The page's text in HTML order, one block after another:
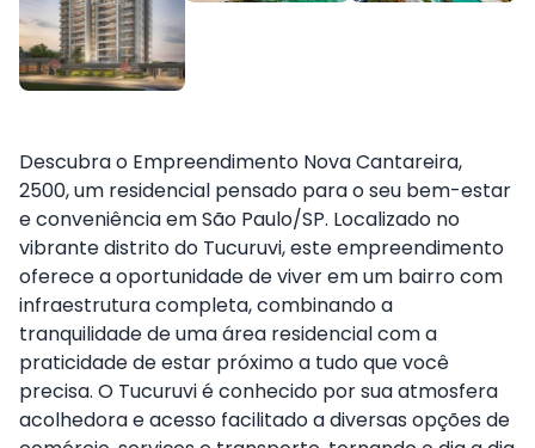
Descubra o Empreendimento Nova Cantareira,
2500, um residencial pensado para o seu bem-estar
e conveniência em São Paulo/SP. Localizado no
vibrante distrito do Tucuruvi, este empreendimento
oferece a oportunidade de viver em um bairro com
infraestrutura completa, combinando a
tranquilidade de uma área residencial com a
praticidade de estar próximo a tudo que você
precisa. O Tucuruvi é conhecido por sua atmosfera
acolhedora e acesso facilitado a diversas opções de